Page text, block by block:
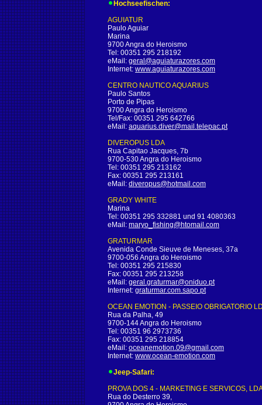
Hochseefischen:
AGUIATUR
Paulo Aguiar
Marina
9700 Angra do Heroismo
Tel: 00351 295 218192
eMail: geral@aguiaturazores.com
Internet: www.aguiaturazores.com
CENTRO NAUTICO AQUARIUS
Paulo Santos
Porto de Pipas
9700 Angra do Heroismo
Tel/Fax: 00351 295 642766
eMail: aquarius.diver@mail.telepac.pt
DIVEROPUS LDA
Rua Capitao Jacques, 7b
9700-530 Angra do Heroismo
Tel: 00351 295 213162
Fax: 00351 295 213161
eMail: diveropus@hotmail.com
GRADY WHITE
Marina
Tel: 00351 295 332881 und 91 4080363
eMail: maryo_fishing@htomail.com
GRATURMAR
Avenida Conde Sieuve de Meneses, 37a
9700-056 Angra do Heroismo
Tel: 00351 295 215830
Fax: 00351 295 213258
eMail: geral.graturmar@oniduo.pt
Internet: graturmar.com.sapo.pt
OCEAN EMOTION - PASSEIO OBRIGATORIO
Rua da Palha, 49
9700-144 Angra do Heroismo
Tel: 00351 96 2973736
Fax: 00351 295 218854
eMail: oceanemotion.09@gmail.com
Internet: www.ocean-emotion.com
Jeep-Safari:
PROVA DOS 4 - MARKETING E SERVICOS,
Rua do Desterro 39,